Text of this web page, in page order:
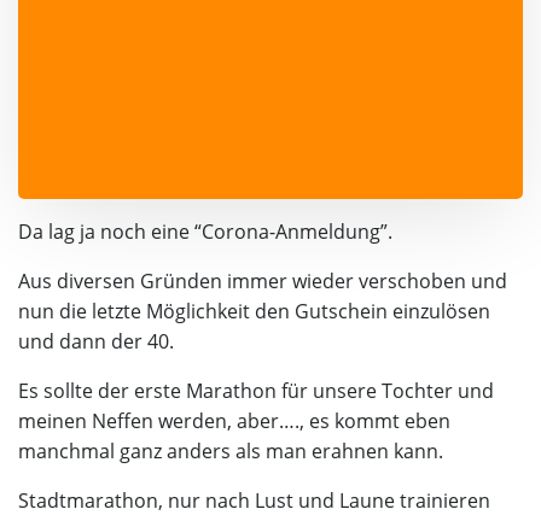
Da lag ja noch eine “Corona-Anmeldung”.
Aus diversen Gründen immer wieder verschoben und
nun die letzte Möglichkeit den Gutschein einzulösen
und dann der 40.
Es sollte der erste Marathon für unsere Tochter und
meinen Neffen werden, aber…., es kommt eben
manchmal ganz anders als man erahnen kann.
Stadtmarathon, nur nach Lust und Laune trainieren